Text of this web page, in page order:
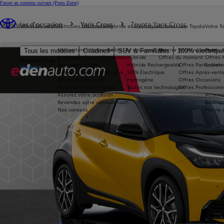
Passer au contenu suivant (Press Enter)
Véhicules neufs
Tous les modèles Citadines SUV & Familiales 100%
HYBRIDE
Véhicules d'occasion
Nos voitures d'occasion
Avantages Toyota Occasions
Réservez en ligne
Livraison près de chez vous
Assurez votre occasion
Revendez votre véhicule cash
Nos conseils
Hybride et électrique
Toutes les motorisations
Hybride
Hybride Rechargeable
100% Électrique
Hydrogène
Toutes nos technologies
Acheter une Toyota
Reprise de votre voiture
Offres du moment
Offres Particuliers
Offres Après-
Offres Occasions
Offres
Votre
Toyota
Offres
Ma vie
Véhicules d'occasion Yaris Cross Toyota Yaris Cross